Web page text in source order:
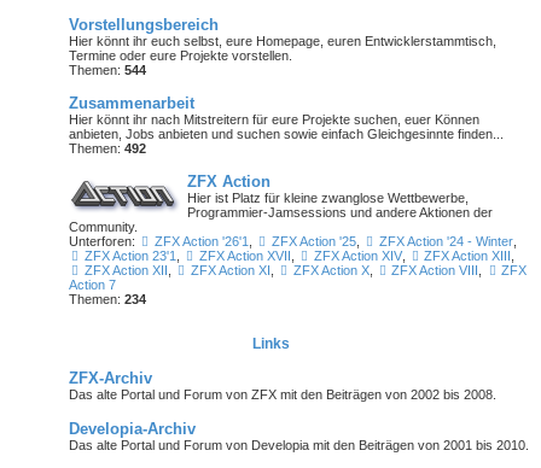
Vorstellungsbereich
Hier könnt ihr euch selbst, eure Homepage, euren Entwicklerstammtisch,
Termine oder eure Projekte vorstellen.
Themen: 544
Zusammenarbeit
Hier könnt ihr nach Mitstreitern für eure Projekte suchen, euer Können
anbieten, Jobs anbieten und suchen sowie einfach Gleichgesinnte finden...
Themen: 492
ZFX Action
Hier ist Platz für kleine zwanglose Wettbewerbe,
Programmier-Jamsessions und andere Aktionen der
Community.
Unterforen:
ZFX Action '26'1 ZFX Action '25, ZFX Action '24 - Winter,
ZFX Action 23'1
ZFX Action XVII ZFX Action XIV, ZFX Action XIII
ZFX Action XII
ZFX Action XI ZFX Action X, ZFX Action VIII
ZFX
Action 7
Themen: 234
Links
ZFX-Archiv
Das alte Portal und Forum von ZFX mit den Beiträgen von 2002 bis 2008.
Developia-Archiv
Das alte Portal und Forum von Developia mit den Beiträgen von 2001 bis 2010.